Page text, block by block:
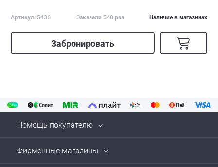
Артикул: 5436 Заказали 540 раз Наличие в магазинах
Забронировать
Помощь покупателю
Фирменные магазины